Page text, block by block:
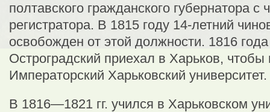
полтавского гражданского губернатора с
регистратора. В 1815 году 14-летний
освобожден от этой должности. 1816
Остроградский приехал в Харьков, чтобы
Императорский Харьковский университет.
В 1816—1821 гг. учился в Харьковском